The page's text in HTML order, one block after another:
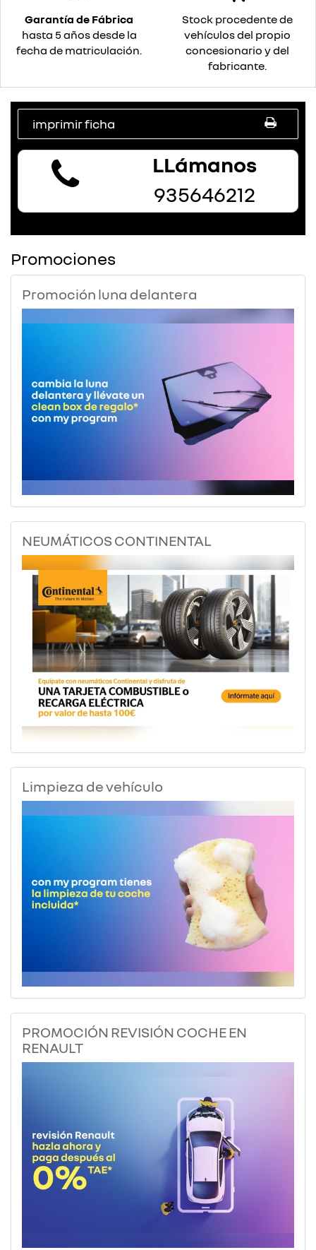
Garantía de Fábrica
hasta 5 años desde la
fecha de matriculación.
Stock procedente de
vehículos del propio
concesionario y del
fabricante.
imprimir ficha
LLámanos
935646212
Promociones
Promoción luna delantera
NEUMÁTICOS CONTINENTAL
Limpieza de vehículo
PROMOCIÓN REVISIÓN COCHE EN
RENAULT